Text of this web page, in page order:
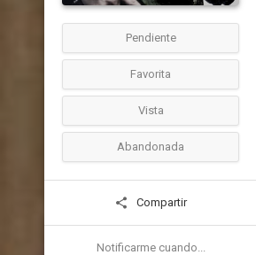
Pendiente
Favorita
Vista
Abandonada
Compartir
Notificarme cuando...